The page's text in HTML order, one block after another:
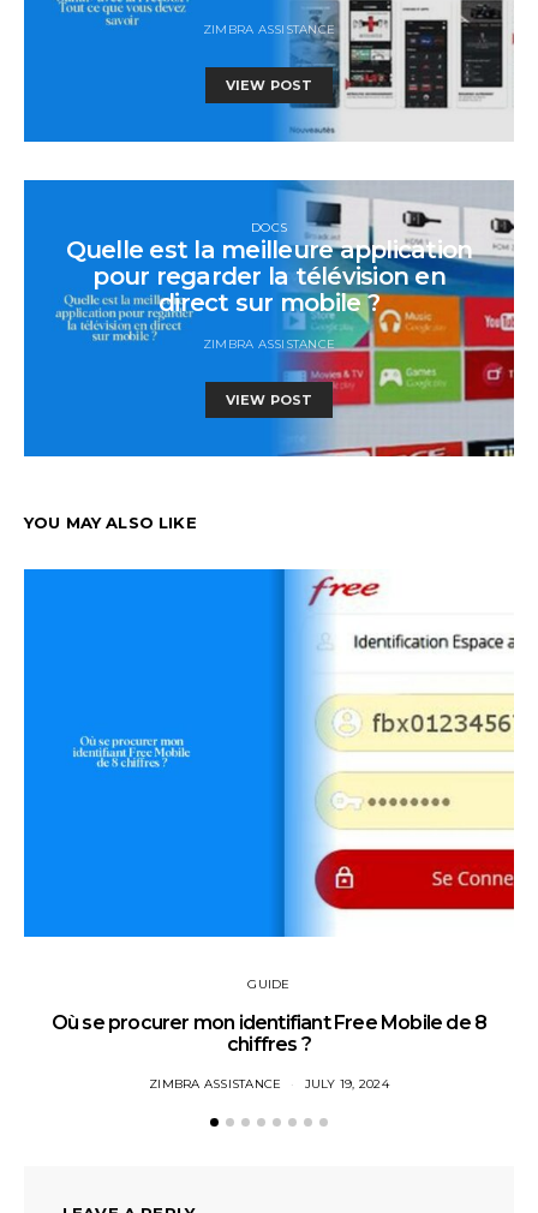
ZIMBRA ASSISTANCE
VIEW POST
DOCS
Quelle est la meilleure application
pour regarder la télévision en
direct sur mobile ?
ZIMBRA ASSISTANCE
VIEW POST
YOU MAY ALSO LIKE
GUIDE
Où se procurer mon identifiant Free Mobile de 8
chiffres ?
ZIMBRA ASSISTANCE JULY 19, 2024